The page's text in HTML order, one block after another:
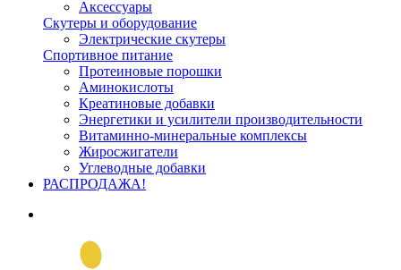
Аксессуары
Скутеры и оборудование
Электрические скутеры
Спортивное питание
Протеиновые порошки
Аминокислоты
Креатиновые добавки
Энергетики и усилители производительности
Витаминно-минеральные комплексы
Жиросжигатели
Углеводные добавки
РАСПРОДАЖА!